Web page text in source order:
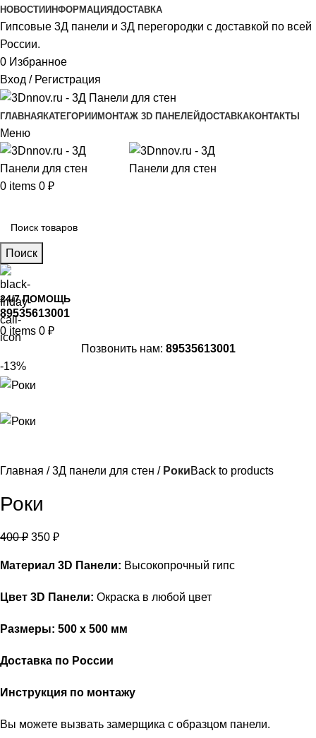
НОВОСТИ ИНФОРМАЦИЯДОСТАВКА
Гипсовые 3Д панели и 3Д перегородки с доставкой по всей
России.
0 Избранное
Вход / Регистрация
ГЛАВНАЯ КАТЕГОРИИ МОНТАЖ 3D ПАНЕЛЕЙДОСТАВКАКОНТАКТЫ
Меню
0 items 0 ₽
Поиск
24/7 ПОМОЩЬ
89535613001
0 items 0 ₽
Позвонить нам: 89535613001
-13%
Главная 3Д панели для стен РокиBack to products
Роки
400₽ 350 ₽
Материал 3D Панели: Высокопрочный гипс
Цвет 3D Панели: Окраска в любой цвет
Размеры: 500 х 500 мм
Доставка по России
Инструкция по монтажу
Вы можете вызвать замерщика с образцом панели.